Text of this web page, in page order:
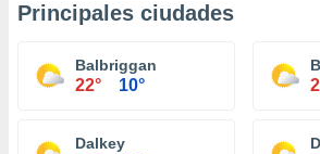
Principales ciudades
Balbriggan
22° 10°
Dalkey